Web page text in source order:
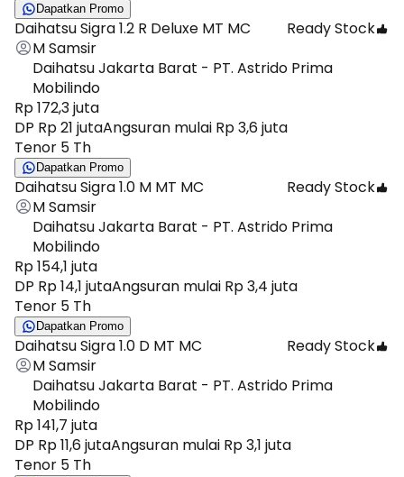
Dapatkan Promo
Daihatsu Sigra 1.2 R Deluxe MT MC
Ready Stock
M Samsir
Daihatsu Jakarta Barat - PT. Astrido Prima
Mobilindo
Rp 172,3 juta
DP Rp 21 jutaAngsuran mulai Rp 3,6 juta
Tenor 5 Th
Dapatkan Promo
Daihatsu Sigra 1.0 M MT MC
Ready Stock
M Samsir
Daihatsu Jakarta Barat - PT. Astrido Prima
Mobilindo
Rp 154,1 juta
DP Rp 14,1 jutaAngsuran mulai Rp 3,4 juta
Tenor 5 Th
Dapatkan Promo
Daihatsu Sigra 1.0 D MT MC
Ready Stock
M Samsir
Daihatsu Jakarta Barat - PT. Astrido Prima
Mobilindo
Rp 141,7 juta
DP Rp 11,6 jutaAngsuran mulai Rp 3,1 juta
Tenor 5 Th